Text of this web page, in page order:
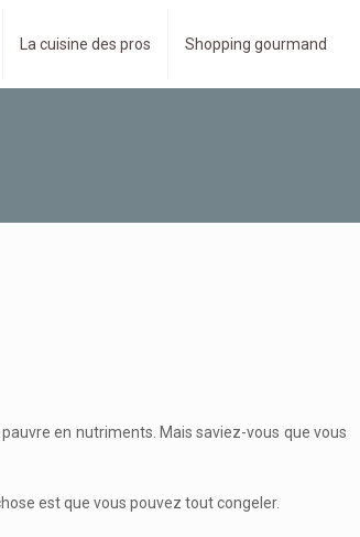
La cuisine des pros Shopping gourmand
en nutriments. Mais saviez-vous que vous
est que vous pouvez tout congeler.